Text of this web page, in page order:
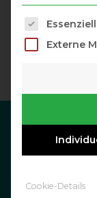
DATENSCHUTZ
Es folgt eine
Essenziell
Externe
Cookie-Details